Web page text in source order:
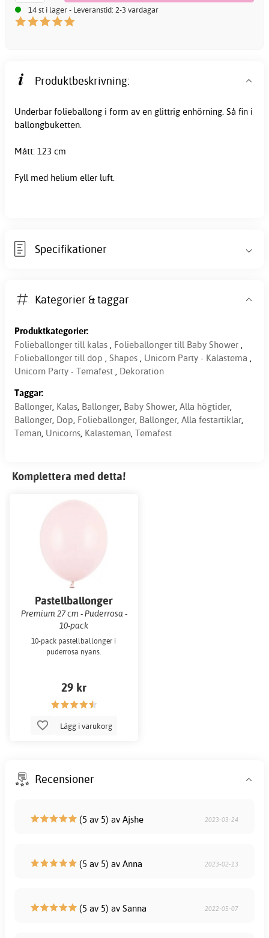
14 st i lager - Leveranstid: 2-3 vardagar
Produktbeskrivning:
Underbar folieballong i form av en glittrig enhörning. Så fin i
ballongbuketten.
Mått: 123 cm
Fyll med helium eller luft.
Specifikationer
Kategorier & taggar
Produktkategorier:
Folieballonger till kalas , Folieballonger till Baby Shower ,
Folieballonger till dop , Shapes , Unicorn Party - Kalastema ,
Unicorn Party - Temafest , Dekoration
Taggar:
Ballonger, Kalas, Ballonger, Baby Shower, Alla högtider,
Ballonger, Dop, Folieballonger, Ballonger, Alla festartiklar,
Teman, Unicorns, Kalasteman, Temafest
Komplettera med detta!
Pastellballonger
Premium 27 cm - Puderrosa -
10-pack
10-pack pastellballonger i
puderrosa nyans.
29 kr
Lägg i varukorg
Recensioner
(5 av 5) av Ajshe 2023-03-24
(5 av 5) av Anna 2023-02-13
(5 av 5) av Sanna 2022-05-07